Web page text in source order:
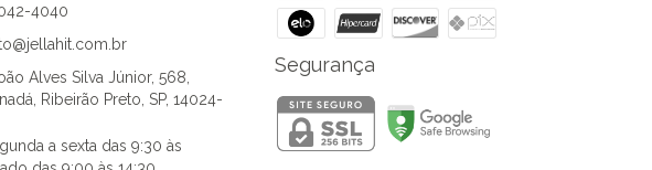
4040
Alves Silva Júnior, 568,
Ribeirão Preto, SP, 14024-
a sexta das 9:30 às
Segurança